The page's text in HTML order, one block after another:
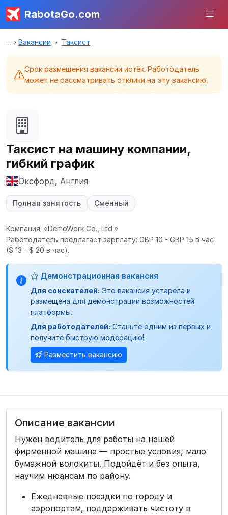
RabotaGo.com
Вакансии Таксист
Срок размещения вакансии истёк. Работодатель
может не рассматривать отклики на эту вакансию.
Таксист на машину компании,
гибкий график
Оксфорд, Англия
Полная занятость Сменный
Компания: «DemoWork Co., Ltd.»
Работодатель предлагает зарплату: GBP 10 - GBP 15 в час
($ 13 - $ 20 в час).
Демонстрационная вакансия
Для соискателей: Это вакансия устарела и
размещена для демонстрации возможностей
платформы.
Для работодателей: Станьте одним из первых и
получите быструю модерацию!
Разместить вакансию
Описание вакансии
Нужен водитель для работы на нашей
фирменной машине — простые условия, мало
бумажной волокиты. Подойдёт и без опыта,
научим нюансам по району.
Ежедневные поездки по городу и
аэропортам, поддерживать чистоту в